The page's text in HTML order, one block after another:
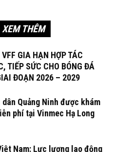
XEM THÊM
GIA HẠN HỢP TÁC
TIẾP SỨC CHO BÓNG ĐÁ
ĐOẠN 2026 – 2029
Quảng Ninh được khám
phí tại Vinmec Hạ Long
Nam: Lực lượng lao động